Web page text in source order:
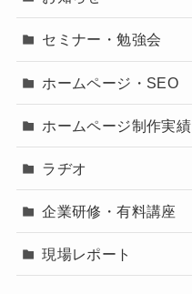
セミナー・勉強会
ホームページ・SEO
ホームページ制作実績
ラヂオ
企業研修・有料講座
現場レポート